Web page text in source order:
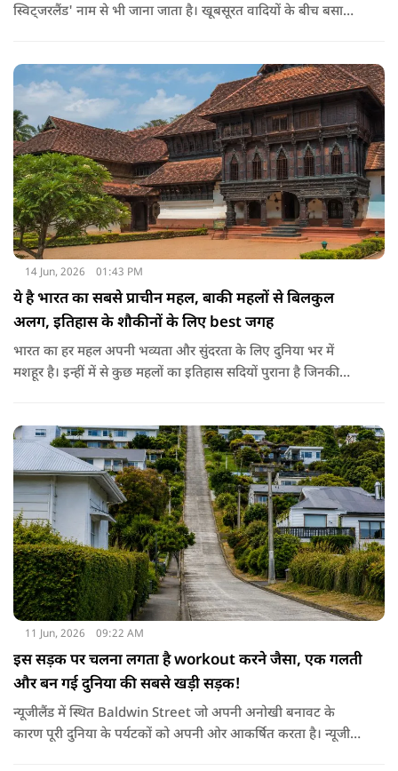
स्विट्जरलैंड' नाम से भी जाना जाता है। खूबसूरत वादियों के बीच बसा
देवदार के जंगलों और खूबसूरत झील के लिए मशहूर है।
14 Jun, 2026 01:43 PM
ये है भारत का सबसे प्राचीन महल, बाकी महलों से बिलकुल
अलग, इतिहास के शौकीनों के लिए best जगह
भारत का हर महल अपनी भव्यता और सुंदरता के लिए दुनिया भर में
मशहूर है। इन्हीं में से कुछ महलों का इतिहास सदियों पुराना है जिनकी
11 Jun, 2026 09:22 AM
इस सड़क पर चलना लगता है workout करने जैसा, एक गलती
और बन गई दुनिया की सबसे खड़ी सड़क!
न्यूजीलैंड में स्थित Baldwin Street जो अपनी अनोखी बनावट के
कारण पूरी दुनिया के पर्यटकों को अपनी ओर आकर्षित करता है। न्यूजीलैंड